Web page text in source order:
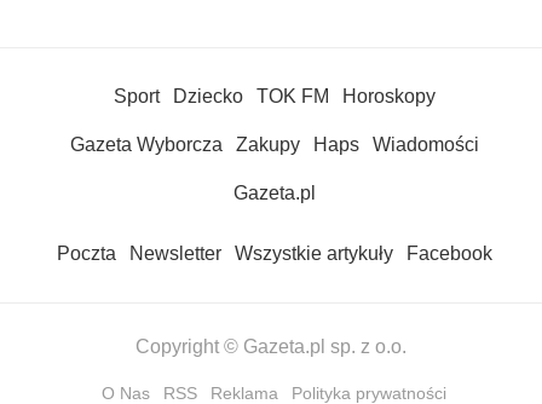
Sport Dziecko TOK FM Horoskopy
Gazeta Wyborcza Zakupy Haps Wiadomości
Gazeta.pl
Poczta Newsletter Wszystkie artykuły Facebook
Copyright © Gazeta.pl sp. z o.o.
O Nas RSS Reklama Polityka prywatności